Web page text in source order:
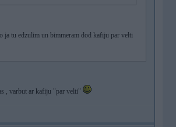
ja tu edzulim un bimmeram dod kafiju par velti
, varbut ar kafiju "par velti"